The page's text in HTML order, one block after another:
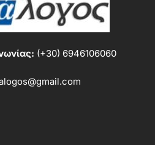
(+30) 6946106060